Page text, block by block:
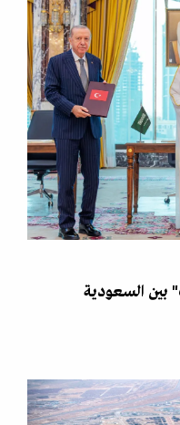
بين السعودية